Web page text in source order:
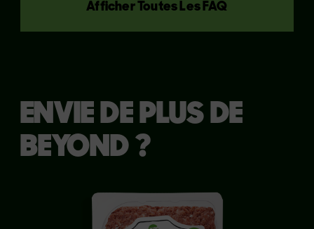
Afficher Toutes Les FAQ
ENVIE DE PLUS DE
BEYOND ?